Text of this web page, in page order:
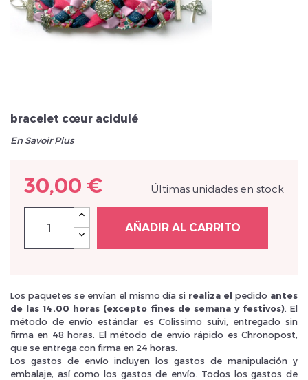
bracelet cœur acidulé
En Savoir Plus
30,00 € Últimas unidades en stock
AÑADIR AL CARRITO
Los paquetes se envían el mismo día si realiza el pedido antes
de las 14.00 horas (excepto fines de semana y festivos) . El
método de envío estándar es Colissimo suivi, entregado sin
firma en 48 horas. El método de envío rápido es Chronopost,
que se entrega con firma en 24 horas.
Los gastos de envío incluyen los gastos de manipulación y
embalaje, así como los gastos de envío. Todos los gastos de